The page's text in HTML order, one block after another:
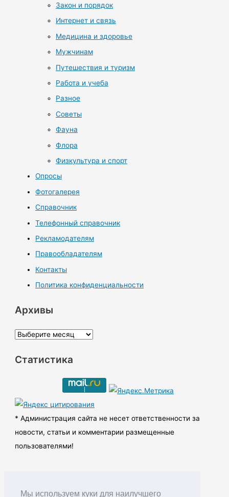
Мы используем куки для наилучшего
Закон и порядок
Интернет и связь
Медицина и здоровье
Мужчинам
Путешествия и туризм
Работа и учеба
Разное
Советы
Фауна
Флора
Физкультура и спорт
Опросы
Фотогалерея
Справочник
Телефонный справочник
Рекламодателям
Правообладателям
Контакты
Политика конфиденциальности
Архивы
А
х
ы
Статистика
* Администрация сайта не несет ответственности за
новости, статьи и комментарии размещенные
пользователями!